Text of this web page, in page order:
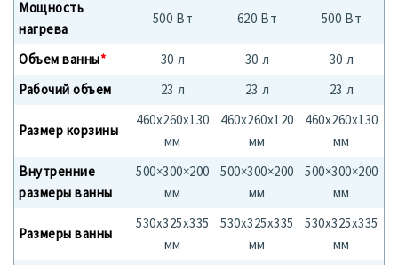
Мощность
нагрева
500 Вт 620 Вт 500 Вт
Объем ванны* 30 л 30 л
30 л
Рабочий объем
23 л 23 л 23 л
Размер корзины
460х260х130
мм
460х260х120
мм
460х260х130
мм
Внутренние
размеры ванны
500×300×200
мм
500×300×200
мм
500×300×200
мм
Размеры ванны
530х325х335
мм
530х325х335
мм
530х325х335
мм